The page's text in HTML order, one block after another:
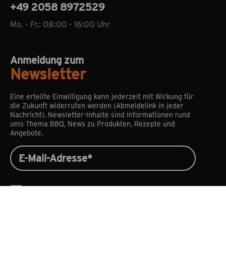
+49 2058 8972529
Mo. - Fr.: 08:00 - 16:00 Uhr
Anmeldung zum
Newsletter
Eine erteilte Einwilligung kann jederzeit mit Wirkung für
die Zukunft widerrufen werden (Abmeldelink in jeder
Nachricht). Newsletter-Inhalte sind Informationen rund
ums Thema BBQ, News zu Produkten, Rezepte und
Angebote.